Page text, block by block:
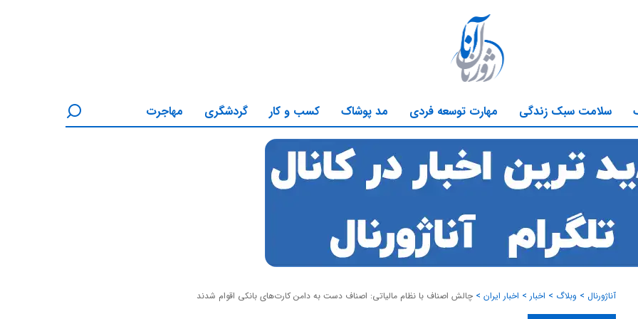
سلامت سبک زندگی مهارت توسعه فردی مد پوشاک کسب و کار گردشگری مهاجرت
آناژورنال > وبلاگ > اخبار > اخبار ایران> چالش اصناف با نظام مالیاتی: اصناف دست به دامن کارت‌های بانکی اقوام شدند